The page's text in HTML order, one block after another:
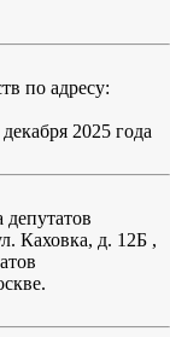
по адресу:
2025 года
депутатов
Каховка, д. 12Б ,